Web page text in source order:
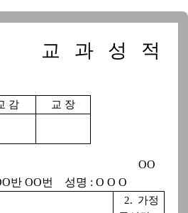
교 과 성 적
감 교 장
학년도 OO
반 OO번 성명 : O O O
2. 가정